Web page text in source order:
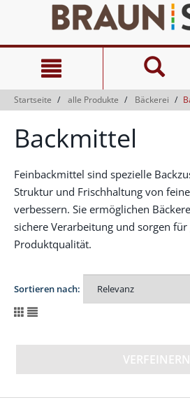
springen
Navigationsmenü
springen
Startseite alle Produkte Bäckerei
Backmittel
Feinbackmittel sind spezielle
Struktur und Frischhaltung von
verbessern. Sie ermöglichen
sichere Verarbeitung und sorgen
Produktqualität.
Sortieren nach:
VERFEINERN